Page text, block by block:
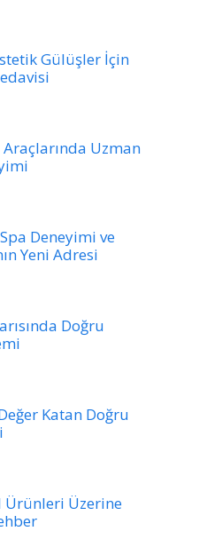
Gülüşler İçin
Uzman
Deneyimi ve
Yeni Adresi
Doğru
Katan Doğru
Üzerine